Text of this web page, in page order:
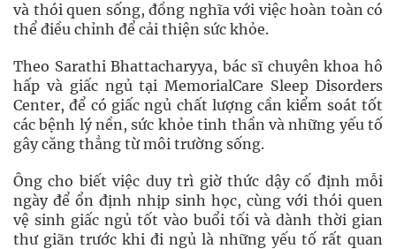
và thói quen sống, đồng nghĩa với việc hoàn toàn có
thể điều chỉnh để cải thiện sức khỏe.
Theo Sarathi Bhattacharyya, bác sĩ chuyên khoa hô
hấp và giấc ngủ tại MemorialCare Sleep Disorders
Center, để có giấc ngủ chất lượng cần kiểm soát tốt
các bệnh lý nền, sức khỏe tinh thần và những yếu tố
gây căng thẳng từ môi trường sống.
Ông cho biết việc duy trì giờ thức dậy cố định mỗi
ngày để ổn định nhịp sinh học, cùng với thói quen
vệ sinh giấc ngủ tốt vào buổi tối và dành thời gian
thư giãn trước khi đi ngủ là những yếu tố rất quan